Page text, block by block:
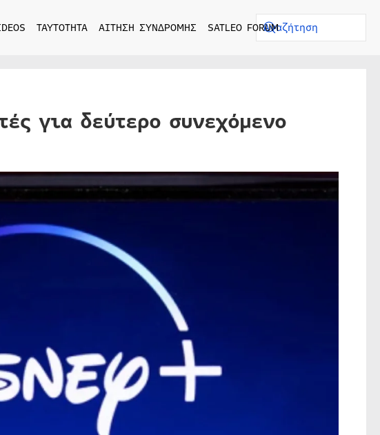
ΤΑΥΤΟΤΗΤΑ ΑΙΤΗΣΗ ΣΥΝΔΡΟΜΗΣ SATLEO FORUM
για δεύτερο συνεχόμενο